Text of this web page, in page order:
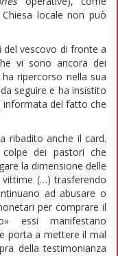
locale non può
del vescovo di fronte a
vi sono ancora dei
ripercorso nella sua
seguire e ha insistito
informata del fatto che
ribadito anche il card.
colpe dei pastori che
la dimensione delle
vittime (…) trasferendo
ad abusare o
per comprare il
essi manifestano
porta a mettere il mal
della testimonianza